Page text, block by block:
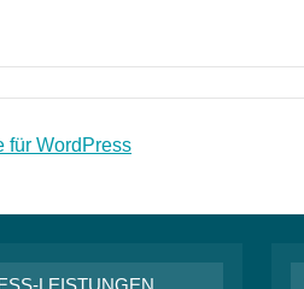
LEISTUNGEN